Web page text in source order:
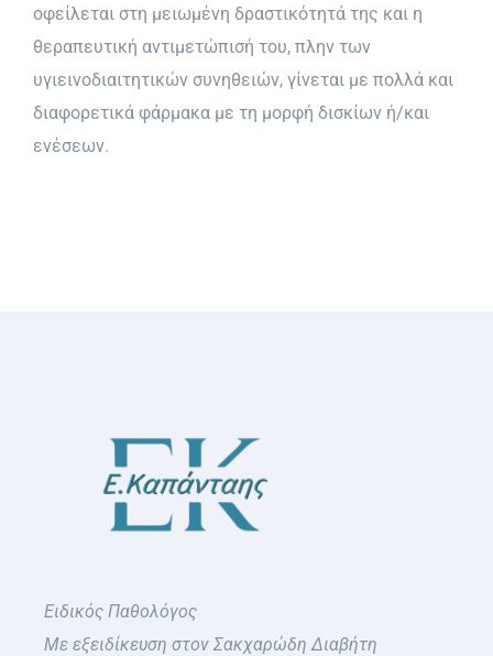
Φωτογραφικό Υλικό & Videos
οφείλεται στη μειωμένη δραστικότητά της και η
θεραπευτική αντιμετώπισή του, πλην των
υγιεινοδιαιτητικών συνηθειών, γίνεται με πολλά και
διαφορετικά φάρμακα με τη μορφή δισκίων ή/και
ενέσεων.
Ειδικός Παθολόγος
Με εξειδίκευση στον Σακχαρώδη Διαβήτη